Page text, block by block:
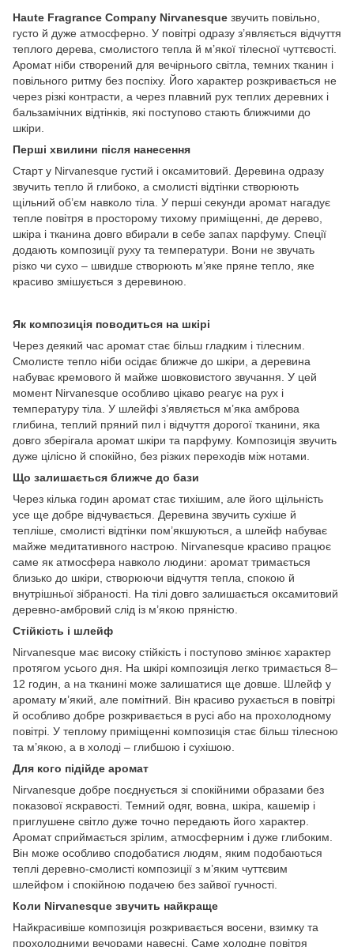
Haute Fragrance Company Nirvanesque звучить повільно,
густо й дуже атмосферно. У повітрі одразу з’являється відчуття
теплого дерева, смолистого тепла й м’якої тілесної чуттєвості.
Аромат ніби створений для вечірнього світла, темних тканин і
повільного ритму без поспіху. Його характер розкривається не
через різкі контрасти, а через плавний рух теплих деревних і
бальзамічних відтінків, які поступово стають ближчими до
шкіри.
Перші хвилини після нанесення
Старт у Nirvanesque густий і оксамитовий. Деревина одразу
звучить тепло й глибоко, а смолисті відтінки створюють
щільний об’єм навколо тіла. У перші секунди аромат нагадує
тепле повітря в просторому тихому приміщенні, де дерево,
шкіра і тканина довго вбирали в себе запах парфуму. Спеції
додають композиції руху та температури. Вони не звучать
різко чи сухо – швидше створюють м’яке пряне тепло, яке
красиво змішується з деревиною.
Як композиція поводиться на шкірі
Через деякий час аромат стає більш гладким і тілесним.
Смолисте тепло ніби осідає ближче до шкіри, а деревина
набуває кремового й майже шовковистого звучання. У цей
момент Nirvanesque особливо цікаво реагує на рух і
температуру тіла. У шлейфі з’являється м’яка амброва
глибина, теплий пряний пил і відчуття дорогої тканини, яка
довго зберігала аромат шкіри та парфуму. Композиція звучить
дуже цілісно й спокійно, без різких переходів між нотами.
Що залишається ближче до бази
Через кілька годин аромат стає тихішим, але його щільність
усе ще добре відчувається. Деревина звучить сухіше й
тепліше, смолисті відтінки пом’якшуються, а шлейф набуває
майже медитативного настрою. Nirvanesque красиво працює
саме як атмосфера навколо людини: аромат тримається
близько до шкіри, створюючи відчуття тепла, спокою й
внутрішньої зібраності. На тілі довго залишається оксамитовий
деревно-амбровий слід із м’якою пряністю.
Стійкість і шлейф
Nirvanesque має високу стійкість і поступово змінює характер
протягом усього дня. На шкірі композиція легко тримається 8–
12 годин, а на тканині може залишатися ще довше. Шлейф у
аромату м’який, але помітний. Він красиво рухається в повітрі
й особливо добре розкривається в русі або на прохолодному
повітрі. У теплому приміщенні композиція стає більш тілесною
та м’якою, а в холоді – глибшою і сухішою.
Для кого підійде аромат
Nirvanesque добре поєднується зі спокійними образами без
показової яскравості. Темний одяг, вовна, шкіра, кашемір і
приглушене світло дуже точно передають його характер.
Аромат сприймається зрілим, атмосферним і дуже глибоким.
Він може особливо сподобатися людям, яким подобаються
теплі деревно-смолисті композиції з м’яким чуттєвим
шлейфом і спокійною подачею без зайвої гучності.
Коли Nirvanesque звучить найкраще
Найкрасивіше композиція розкривається восени, взимку та
прохолодними вечорами навесні. Саме холодне повітря